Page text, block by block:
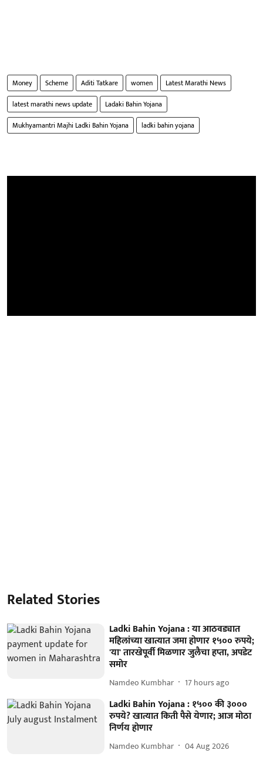
Money Scheme Aditi Tatkare women
Latest Marathi News
latest marathi news update
Ladaki Bahin Yojana
Mukhyamantri Majhi Ladki Bahin Yojana
ladki bahin yojana
Related Stories
Ladki Bahin Yojana : या आठवड्यात
महिलांच्या खात्यात जमा होणार १५०० रुपये;
'या' तारखेपूर्वी मिळणार जुलैचा हप्ता, अपडेट
समोर
Namdeo Kumbhar 17 hours ago
Ladki Bahin Yojana : १५०० की ३०००
रुपये? खात्यात किती पैसे येणार; आज मोठा
निर्णय होणार
Namdeo Kumbhar 04 Aug 2026